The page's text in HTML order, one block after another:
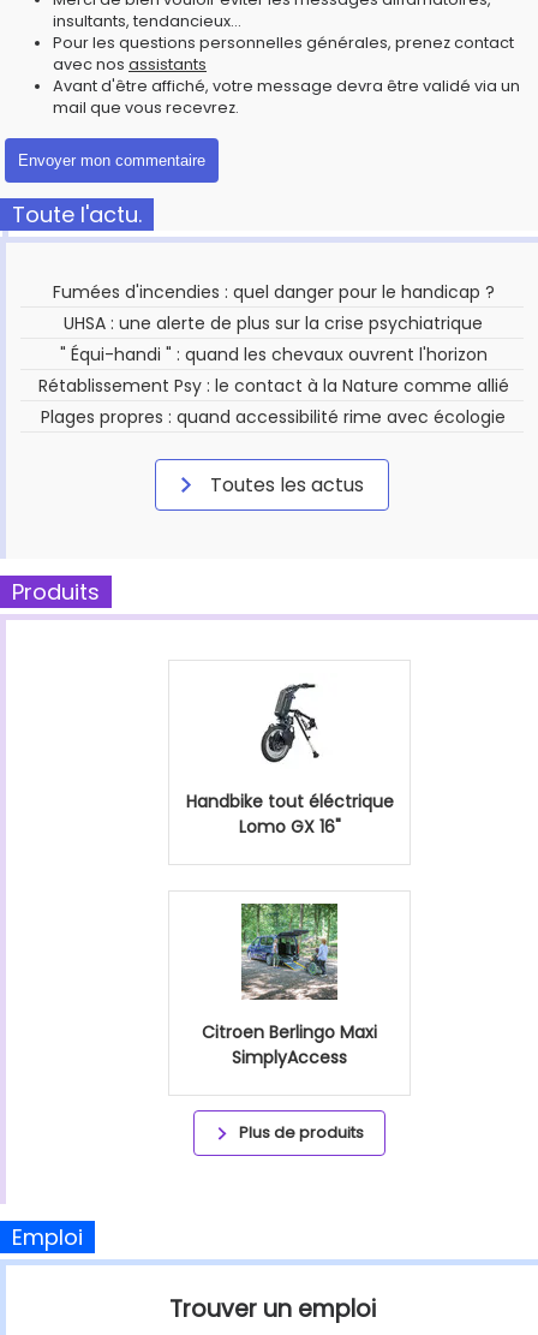
insultants, tendancieux...
Pour les questions personnelles générales, prenez contact
avec nos assistants
Avant d'être affiché, votre message devra être validé via un
mail que vous recevrez.
Toute l'actu.
Fumées d'incendies : quel danger pour le handicap ?
UHSA : une alerte de plus sur la crise psychiatrique
" Équi-handi " : quand les chevaux ouvrent l'horizon
Rétablissement Psy : le contact à la Nature comme allié
Plages propres : quand accessibilité rime avec écologie
Toutes les actus
Produits
Handbike tout éléctrique
Lomo GX 16"
Citroen Berlingo Maxi
SimplyAccess
Plus de produits
Emploi
Trouver un emploi